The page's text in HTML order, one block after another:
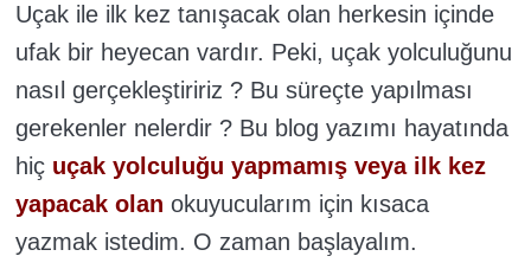
Uçak ile ilk kez tanışacak olan herkesin içinde
ufak bir heyecan vardır. Peki, uçak yolculuğunu
nasıl gerçekleştiririz ? Bu süreçte yapılması
gerekenler nelerdir ? Bu blog yazımı hayatında
hiç uçak yolculuğu yapmamış veya ilk kez
yapacak olan okuyucularım için kısaca
yazmak istedim. O zaman başlayalım.